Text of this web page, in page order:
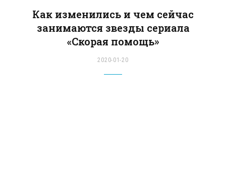
Как изменились и чем сейчас
занимаются звезды сериала
«Скорая помощь»
2020-01-20